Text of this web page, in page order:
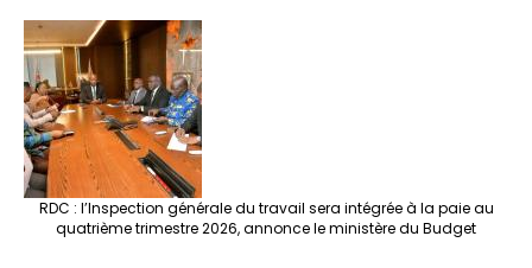
RDC : l’Inspection générale du travail sera intégrée à la paie au
quatrième trimestre 2026, annonce le ministère du Budget